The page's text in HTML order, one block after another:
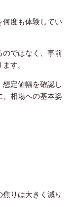
度も体験してい
のではなく、事前
す。
定値幅を確認し
、相場への基本姿
りは大きく減り